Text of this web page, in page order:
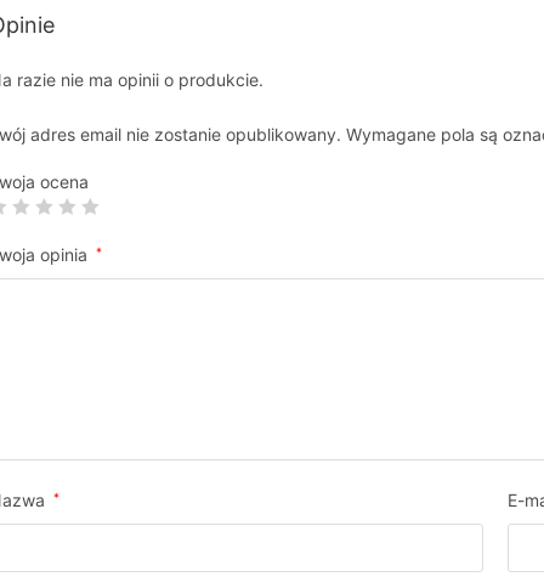
razie nie ma opinii o produkcie.
adres email nie zostanie opublikowany. Wymagane pola są
ocena
opinia *
* E-